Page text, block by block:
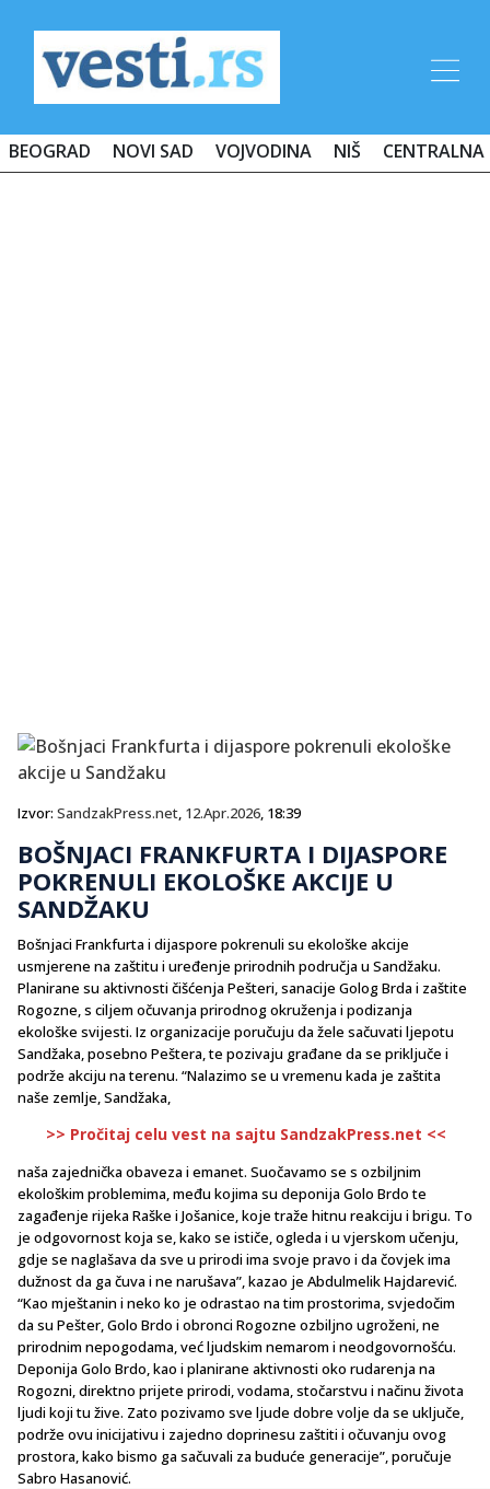
BEOGRAD NOVI SAD VOJVODINA NIŠ CENTRALNA
Izvor: SandzakPress.net, 12.Apr.2026, 18:39
BOŠNJACI FRANKFURTA I DIJASPORE
POKRENULI EKOLOŠKE AKCIJE U
SANDŽAKU
Bošnjaci Frankfurta i dijaspore pokrenuli su ekološke akcije
usmjerene na zaštitu i uređenje prirodnih područja u Sandžaku.
Planirane su aktivnosti čišćenja Pešteri, sanacije Golog Brda i zaštite
Rogozne, s ciljem očuvanja prirodnog okruženja i podizanja
ekološke svijesti. Iz organizacije poručuju da žele sačuvati ljepotu
Sandžaka, posebno Peštera, te pozivaju građane da se priključe i
podrže akciju na terenu. “Nalazimo se u vremenu kada je zaštita
naše zemlje, Sandžaka,
>> Pročitaj celu vest na sajtu SandzakPress.net <<
naša zajednička obaveza i emanet. Suočavamo se s ozbiljnim
ekološkim problemima, među kojima su deponija Golo Brdo te
zagađenje rijeka Raške i Jošanice, koje traže hitnu reakciju i brigu. To
je odgovornost koja se, kako se ističe, ogleda i u vjerskom učenju,
gdje se naglašava da sve u prirodi ima svoje pravo i da čovjek ima
dužnost da ga čuva i ne narušava”, kazao je Abdulmelik Hajdarević.
“Kao mještanin i neko ko je odrastao na tim prostorima, svjedočim
da su Pešter, Golo Brdo i obronci Rogozne ozbiljno ugroženi, ne
prirodnim nepogodama, već ljudskim nemarom i neodgovornošću.
Deponija Golo Brdo, kao i planirane aktivnosti oko rudarenja na
Rogozni, direktno prijete prirodi, vodama, stočarstvu i načinu života
ljudi koji tu žive. Zato pozivamo sve ljude dobre volje da se uključe,
podrže ovu inicijativu i zajedno doprinesu zaštiti i očuvanju ovog
prostora, kako bismo ga sačuvali za buduće generacije”, poručuje
Sabro Hasanović.